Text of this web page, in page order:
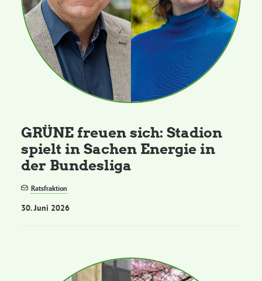
GRÜNE freuen sich: Stadion
spielt in Sachen Energie in
der Bundesliga
Ratsfraktion
30. Juni 2026